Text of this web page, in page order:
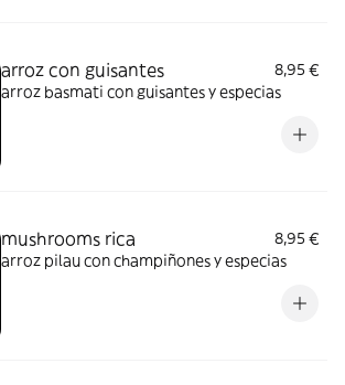
arroz con guisantes
8,95 €
arroz basmati con guisantes y especias
mushrooms rica
8,95 €
arroz pilau con champiñones y especias